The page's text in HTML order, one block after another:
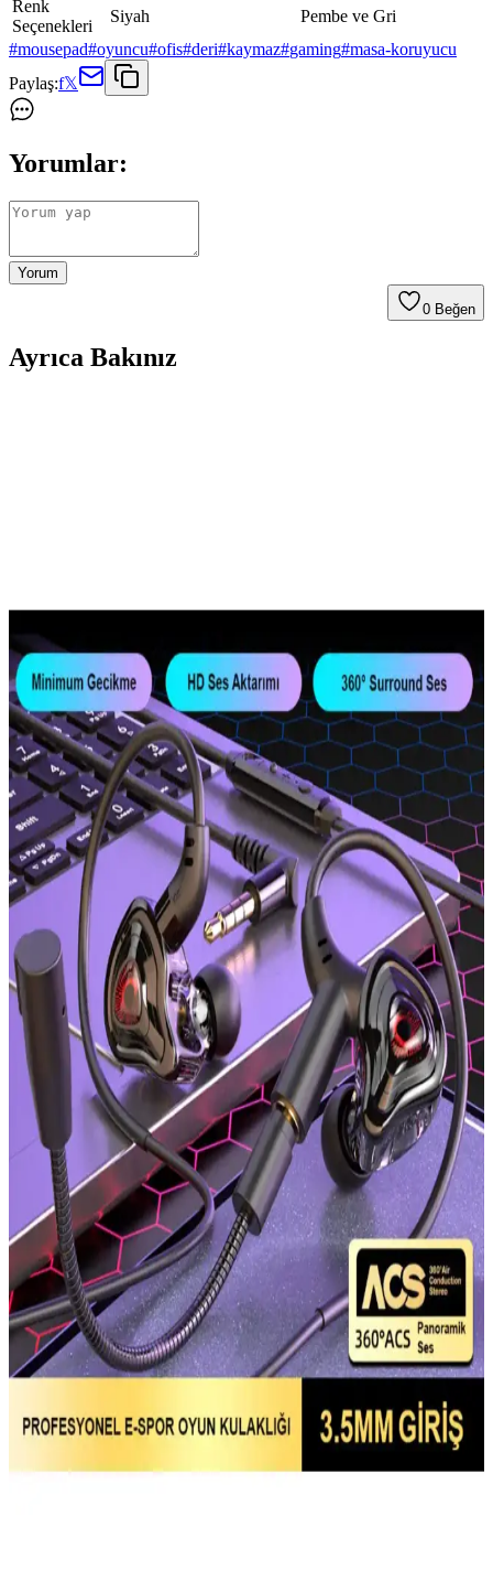
Renk
Seçenekleri
Siyah
Pembe ve Gri
#mousepad#oyuncu#ofis#deri#kaymaz#gaming#masa-koruyucu
Paylaş:f𝕏
Yorumlar:
Yorum
0 Beğen
Ayrıca Bakınız
İstanbul Teknoloji'nin 70x40 cm büyüklüğündeki kaydırmaz tabanlı
mousepad, dayanıklı yapısı ve şık tasarımıyla kullanıcıların
ihtiyaçlarını karşılar, stabilite ve konfor sağlar.
Sintio Sıntıo 50X100 Kaydırmaz Tabanlı Keçe
Mousepad İnceleme ve Kullanıcı Yorumları
Sintio Sıntıo 50X100 keçe mousepad, kaydırmaz tabanı ve doğal
malzemeleriyle masaüstü kullanımında üstün performans sağlar, şık
ve çevre dostu tasarımıyla öne çıkar.
RGB Mousepadlerin Özellikleri ve Kullanım
Avantajları Üzerine Kapsamlı Bir Değerlendirme
RGB mousepadler, estetik ve fonksiyonellik sağlayan teknolojik
ürünlerdir. Bu ürünler, kişiselleştirilmiş renk ve efekt seçenekleriyle
performansı artırır, dayanıklı malzemeleriyle uzun ömür sunar.
HelixSun Mousepad Özellikleri ve Oyun/Çalışma
Deneyimini Artıran Avantajlar
Kaliteli mousepad'ler, hassasiyet, konfor ve dayanıklılık sağlayarak
oyun ve çalışma deneyimini iyileştirir. HelixSun markası hakkında
detaylar sınırlı olsa da, doğru seçim için dikkat edilmesi gereken
temel özellikler burada.
İstanbul Teknoloji Üretimi 19x25 cm Kaymaz ve
Dayanıklı Mousepad Özellikleri
İstanbul Teknoloji'nin 19x25 cm ölçülerinde, dayanıklı ve kaymaz
yüzeyli mousepad'i, yüksek hassasiyet ve konfor sağlayarak masa
düzeninizi tamamlar.
Throne Moon Gri 80X30CM Hybrid Mousepad
İnceleme ve Kullanıcı Deneyimleri
Throne Moon Gray 80X30CM hybrid mousepad, yüksek kalite
malzeme ve şık tasarımıyla kullanıcılarına konfor ve performans
sunar. Kaydırmaz zemin ve dayanıklı yapısıyla uzun ömürlü